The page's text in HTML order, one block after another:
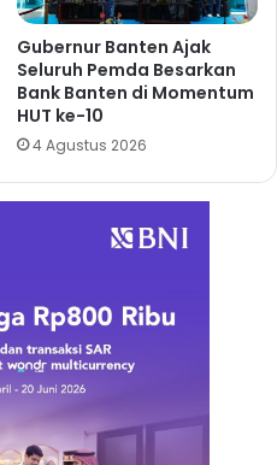
Gubernur Banten Ajak
Seluruh Pemda Besarkan
Bank Banten di Momentum
HUT ke-10
4 Agustus 2026